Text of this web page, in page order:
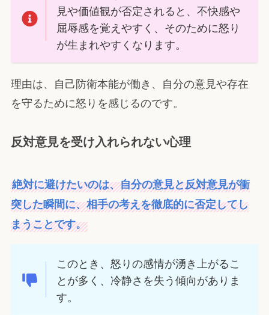
見や価値観が否定されると、不快感や
屈辱感を覚えやすく、そのために怒り
が生まれやすくなります。
理由は、自己防衛本能が働き、自分の意見や存在
を守るために怒りを感じるのです。
反対意見を受け入れられない心理
絶対に避けたいのは、自分の意見と反対意見が衝
突した瞬間に、相手の考えを徹底的に否定してし
まうことです。
このとき、怒りの感情が湧き上がるこ
とが多く、冷静さを失う傾向がありま
す。